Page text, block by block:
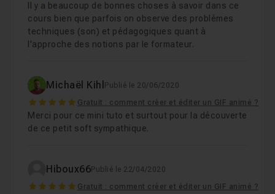
Il y a beaucoup de bonnes choses à savoir dans ce
cours bien que parfois on observe des problèmes
techniques (son) et pédagogiques quant à
l'approche des notions par le formateur.
Michaël Kihl Publié le 20/06/2020
5 Gratuit : comment créer et éditer un GIF animé ?
Merci pour ce mini tuto et surtout pour la découverte
de ce petit soft sympathique.
Hiboux66Publié le 22/04/2020
5 Gratuit : comment créer et éditer un GIF animé ?